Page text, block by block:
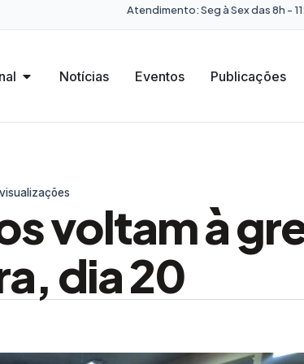
Atendimento: Seg à Sex das 8h -
Notícias Eventos Publicações
voltam à
dia 20